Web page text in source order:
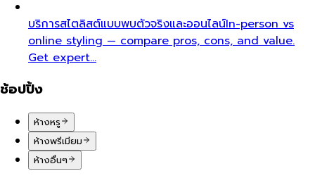
บริการสไตลิสต์แบบพบตัวจริงและออนไลน์In-person vs
online styling — compare pros, cons, and value.
Get expert…
ช้อปปิ้ง
ห้างหรู
ห้างพรีเมียม
ห้างอื่นๆ